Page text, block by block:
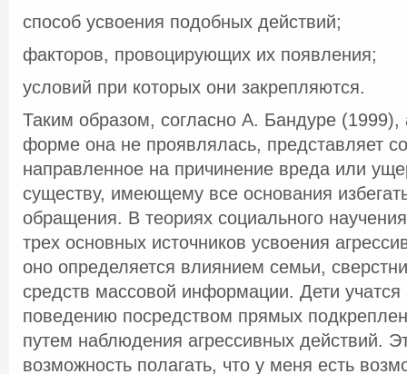
способ усвоения подобных действий;
факторов, провоцирующих их появления;
условий при которых они закрепляются.
Таким образом, согласно А. Бандуре (1999),
форме она не проявлялась, представляет
направленное на причинение вреда или
существу, имеющему все основания
обращения. В теориях социального
трех основных источников усвоения
оно определяется влиянием семьи,
средств массовой информации. Дети учатся
поведению посредством прямых
путем наблюдения агрессивных действий.
возможность полагать, что у меня есть